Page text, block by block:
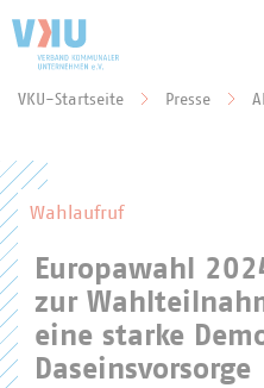
VKU-Startseite Presse
Wahlaufruf
Europawahl
zur
eine starke
Daseinsvorsorge